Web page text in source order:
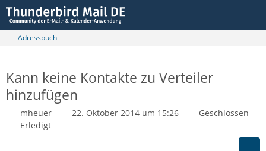
Adressbuch
Kann keine Kontakte zu Verteiler
hinzufügen
mheuer 22. Oktober 2014 um 15:26
Geschlossen
Erledigt